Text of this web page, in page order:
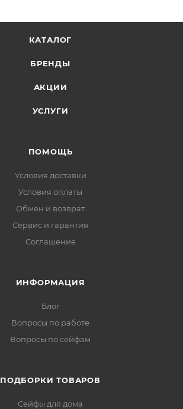
КАТАЛОГ
БРЕНДЫ
АКЦИИ
УСЛУГИ
ПОМОЩЬ
Условия доставки
Условия оплаты
Обмен и возврат
Сервис и гарантия
Соглашение
ИНФОРМАЦИЯ
Блог
Вопросы по работе
Вопросы по сейфам
ПОДБОРКИ ТОВАРОВ
Сейфы для дома